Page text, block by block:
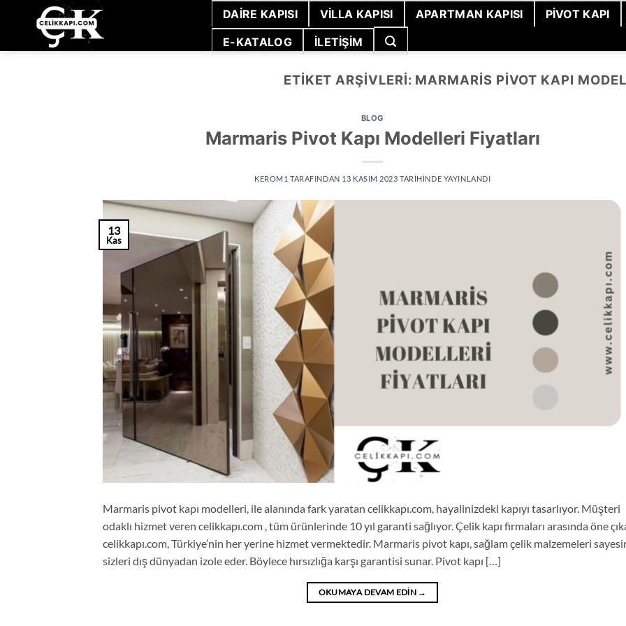
DAIRE KAPISI VILLA KAPISI APARTMAN KAPISI PIVOT KAPI
E-KATALOG
İLETIŞIM
ETIKET ARŞIVLERI: MARMARIS PIVOT KAPI
BLOG
Marmaris Pivot Kapı Modelleri Fiyatları
KEROM1 TARAFINDAN 13 KASIM 2023 TARIHINDE YAYINLANDI
13
Kas
Marmaris pivot kapı modelleri, ile alanında fark yaratan celikkapı.com, hayalinizdeki kapıyı tasarlıyor. Müşteri
odaklı hizmet veren celikkapı.com , tüm ürünlerinde 10 yıl garanti sağlıyor. Çelik kapı firmaları arasında öne
celikkapı.com, Türkiye’nin her yerine hizmet vermektedir. Marmaris pivot kapı, sağlam çelik malzemeleri
sizleri dış dünyadan izole eder. Böylece hırsızlığa karşı garantisi sunar. Pivot kapı […]
OKUMAYA DEVAM EDIN →